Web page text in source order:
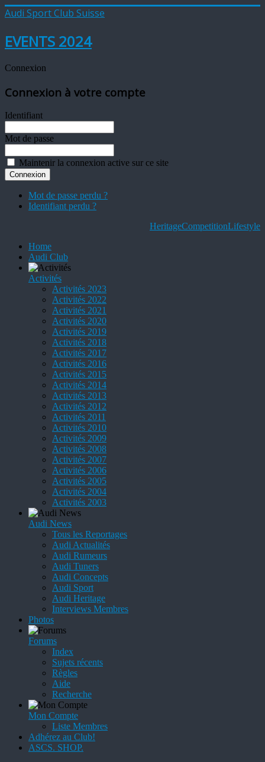
Audi Sport Club Suisse
EVENTS 2024
Connexion
Connexion à votre compte
Identifiant
Mot de passe
Maintenir la connexion active sur ce site
Mot de passe perdu ?
Identifiant perdu ?
HeritageCompetitionLifestyle
Home
Audi Club
Activités
Activités 2023
Activités 2022
Activités 2021
Activités 2020
Activités 2019
Activités 2018
Activités 2017
Activités 2016
Activités 2015
Activités 2014
Activités 2013
Activités 2012
Activités 2011
Activités 2010
Activités 2009
Activités 2008
Activités 2007
Activités 2006
Activités 2005
Activités 2004
Activités 2003
Audi News
Tous les Reportages
Audi Actualités
Audi Rumeurs
Audi Tuners
Audi Concepts
Audi Sport
Audi Heritage
Interviews Membres
Photos
Forums
Index
Sujets récents
Règles
Aide
Recherche
Mon Compte
Liste Membres
Adhérez au Club!
ASCS. SHOP.